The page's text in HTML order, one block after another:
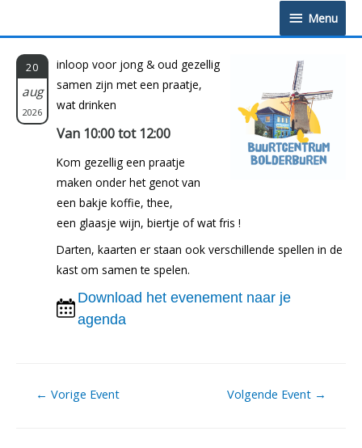
Menu
Menu
20
aug
2026
inloop voor jong & oud gezellig
samen zijn met een praatje,
wat drinken
Van 10:00 tot 12:00
Kom gezellig een praatje
maken onder het genot van
een bakje koffie, thee,
een glaasje wijn, biertje of wat fris !
Darten, kaarten er staan ook verschillende spellen in de
kast om samen te spelen.
Download het evenement naar je
agenda
Berichtnavigatie
← Vorige Event Volgende Event →